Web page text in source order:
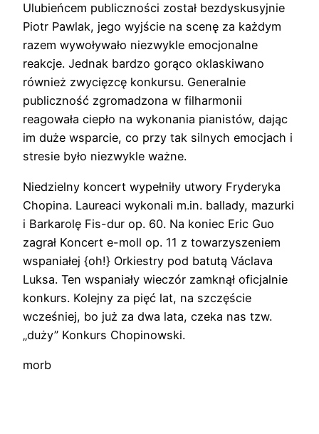
Ulubieńcem publiczności został bezdyskusyjnie
Piotr Pawlak, jego wyjście na scenę za każdym
razem wywoływało niezwykle emocjonalne
reakcje. Jednak bardzo gorąco oklaskiwano
również zwycięzcę konkursu. Generalnie
publiczność zgromadzona w filharmonii
reagowała ciepło na wykonania pianistów, dając
im duże wsparcie, co przy tak silnych emocjach i
stresie było niezwykle ważne.
Niedzielny koncert wypełniły utwory Fryderyka
Chopina. Laureaci wykonali m.in. ballady, mazurki
i Barkarolę Fis-dur op. 60. Na koniec Eric Guo
zagrał Koncert e-moll op. 11 z towarzyszeniem
wspaniałej {oh!} Orkiestry pod batutą Václava
Luksa. Ten wspaniały wieczór zamknął oficjalnie
konkurs. Kolejny za pięć lat, na szczęście
wcześniej, bo już za dwa lata, czeka nas tzw.
„duży” Konkurs Chopinowski.
morb